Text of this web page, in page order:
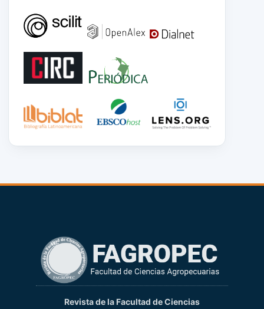
Revista de la Facultad de Ciencias